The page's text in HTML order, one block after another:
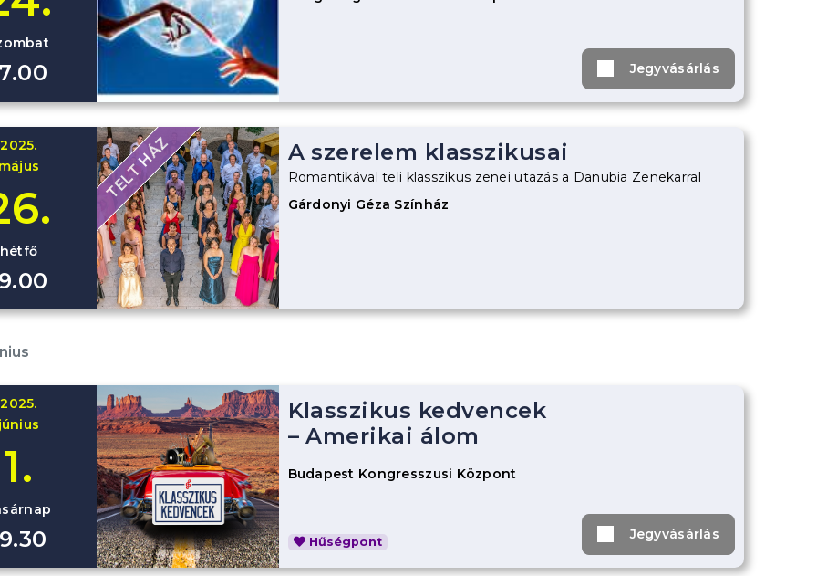
Jegyvásárlás
2025.
hétfő
TELT HÁZ A szerelem klasszikusai
Romantikával teli klasszikus zenei utazás a Danubia Zenekarral
Gárdonyi Géza Színház
2025.
1.
Klasszikus kedvencek
– Amerikai álom
Budapest Kongresszusi Központ
Hűségpont Jegyvásárlás